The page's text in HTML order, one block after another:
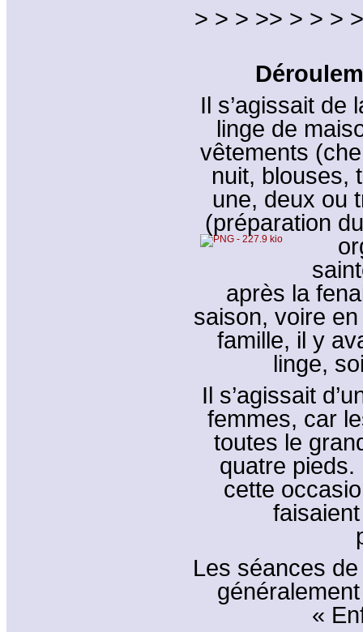
> > > >> > > >
Il s’agissait de
linge de
vêtements
nuit, blouses,
une, deux ou
(préparation
après la
saison, voire
famille, il y
linge,
Il s’agissait
femmes, car
toutes le
quatre pieds.
cette
Les séances
«